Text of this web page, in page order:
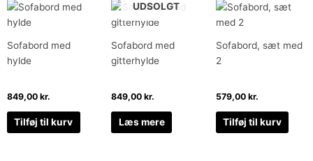
Sofabord med
hylde
849,00 kr.
Tilføj til kurv
UDSOLGT
Sofabord med
gitterhylde
849,00kr.
Læs mere
Sofabord, sæt med
2
579,00 kr.
Tilføj til kurv